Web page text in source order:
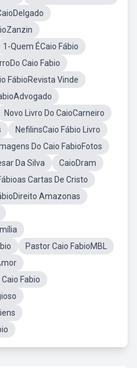
1-Quem ÉCaio Fábio
Caio Fabio
FábioRevista Vinde
Novo Livro Do CaioCarneiro
NefilinsCaio Fábio Livro
Do Caio FabioFotos
Da Silva
CaioDram
Cartas De Cristo
Amazonas
Pastor Caio FabioMBL
Fabio